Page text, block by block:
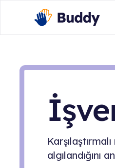
algılandığını